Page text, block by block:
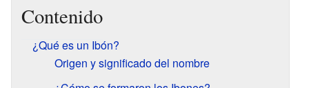
Contenido
¿Qué es un Ibón?
Origen y significado del nombre